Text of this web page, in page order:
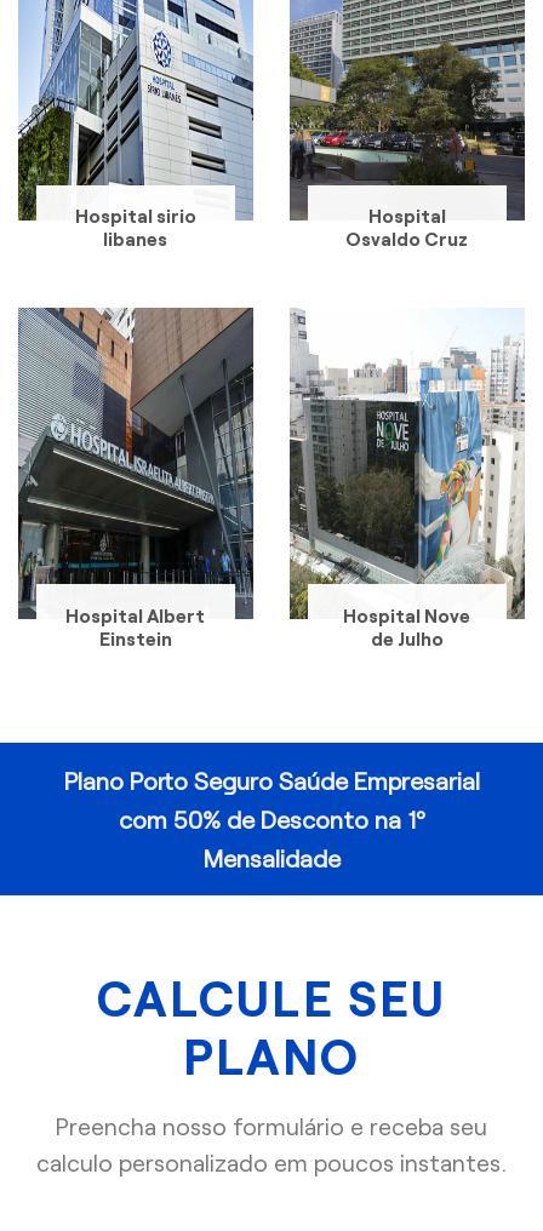
Hospital sirio
libanes
Hospital
Osvaldo Cruz
Hospital Albert
Einstein
Hospital Nove
de Julho
Plano Porto Seguro Saúde Empresarial
com 50% de Desconto na 1º
Mensalidade
CALCULE SEU
PLANO
Preencha nosso formulário e receba seu
calculo personalizado em poucos instantes.